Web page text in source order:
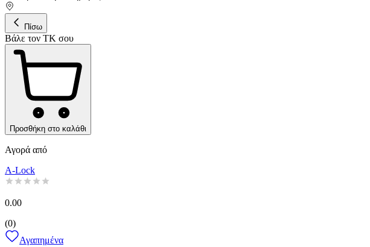
Πίσω
Βάλε τον ΤΚ σου
Προσθήκη στο καλάθι
Αγορά από
A-Lock
0.00
(0)
Αγαπημένα